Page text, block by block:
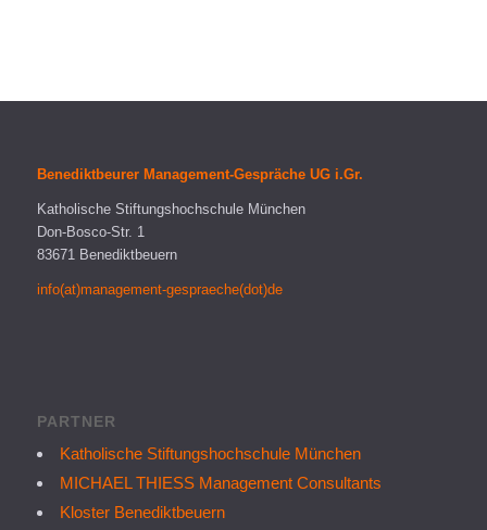
Benediktbeurer Management-Gespräche UG i.Gr.
Katholische Stiftungshochschule München
Don-Bosco-Str. 1
83671 Benediktbeuern
info(at)management-gespraeche(dot)de
PARTNER
Katholische Stiftungshochschule München
MICHAEL THIESS Management Consultants
Kloster Benediktbeuern